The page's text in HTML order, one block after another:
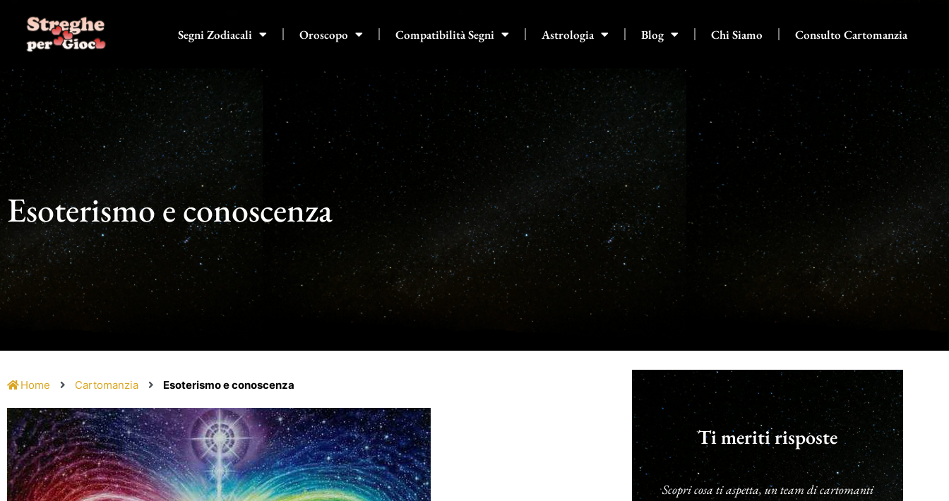
contenuto
Segni Zodiacali Oroscopo Compatibilità Segni Astrologia Blog Chi Siamo Consulto Cartomanzia
Esoterismo e conoscenza
Home Cartomanzia Esoterismo e conoscenza
Ti meriti risposte
Scopri cosa ti aspetta, un team di cartomanti